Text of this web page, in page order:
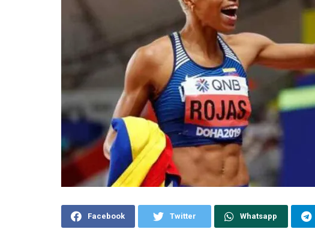
Facebook Twitter Whatsapp